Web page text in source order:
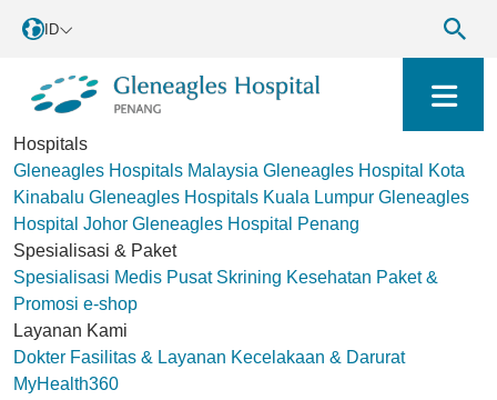
ID
Hospitals
Gleneagles Hospitals Malaysia Gleneagles Hospital Kota
Kinabalu Gleneagles Hospitals Kuala Lumpur Gleneagles
Hospital Johor Gleneagles Hospital Penang
Spesialisasi & Paket
Spesialisasi Medis Pusat Skrining Kesehatan Paket &
Promosi e-shop
Layanan Kami
Dokter Fasilitas & Layanan Kecelakaan & Darurat
MyHealth360